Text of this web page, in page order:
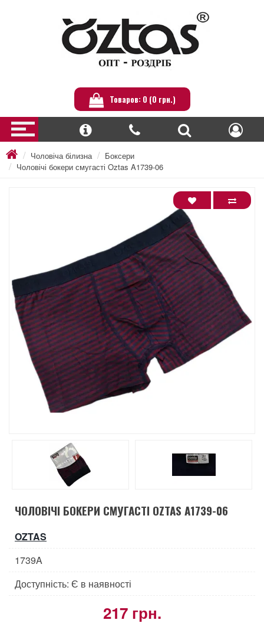
Товаров: 0 (0 грн.)
Чоловіча білизна
Боксери
Чоловічі бокери смугасті Oztas A1739-06
ЧОЛОВІЧІ БОКЕРИ СМУГАСТІ OZTAS A1739-06
OZTAS
1739A
Доступність: Є в наявності
217 грн.